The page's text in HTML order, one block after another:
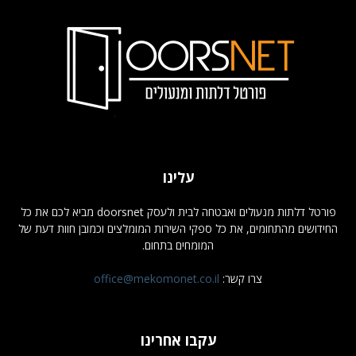
עלינו
פורטל דלתות מנעולים ואבטחה לבית ולעסק doorsnet מביא לכם את כל
החידושים מהתחומים, את כל ספקי השירות המומלצים וכמובן חוות דעת של
המומחים בתחום.
צרו קשר: office@mekomonet.co.il
עקבו אחרינו